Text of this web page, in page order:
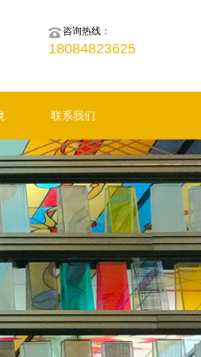
咨询热线：
18084823625
联系我们